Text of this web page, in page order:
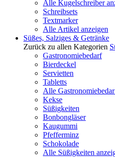
Alle Kugelschreiber
Schreibsets
Textmarker
Alle Artikel anzeigen
Süßes, Salziges & Getränke
Zurück zu allen Kategorien
Gastronomiebedarf
Bierdeckel
Servietten
Tabletts
Alle
Kekse
Süßigkeiten
Bonbongläser
Kaugummi
Pfefferminz
Schokolade
Alle Süßigkeiten